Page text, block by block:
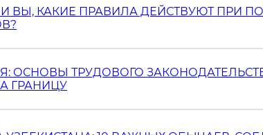
ВЫ, КАКИЕ ПРАВИЛА ДЕЙСТВУЮТ ПРИ
ОСНОВЫ ТРУДОВОГО
ГРАНИЦУ